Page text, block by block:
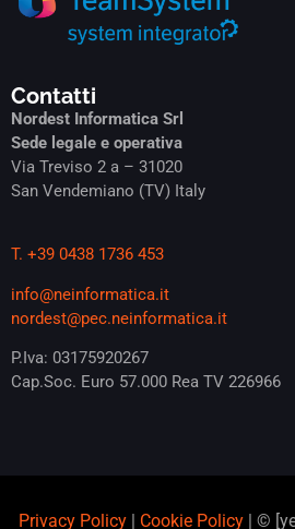
Contatti
Nordest Informatica Srl
Sede legale e operativa
Via Treviso 2 a – 31020
San Vendemiano (TV) Italy
T. +39 0438 1736 453
info@neinformatica.it
nordest@pec.neinformatica.it
P.Iva: 03175920267
Cap.Soc. Euro 57.000 Rea TV 226966
Privacy Policy | Cookie Policy | ©